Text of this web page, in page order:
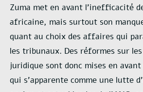
Zuma met en avant l’inefficacité
africaine, mais surtout son
quant au choix des affaires qui
les tribunaux. Des réformes sur
juridique sont donc mises en
qui s’apparente comme une lutte